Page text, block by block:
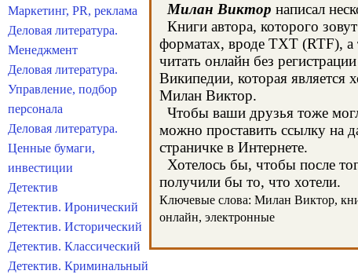
Милан Виктор написал
Книги автора, которого
форматах, вроде TXT (RTF), а
читать онлайн без
Википедии, которая
Милан Виктор.
Чтобы ваши друзья тоже
можно проставить ссылку на
страничке в Интернете.
Хотелось бы, чтобы после
получили бы то, что хотели.
Ключевые слова: Милан Виктор,
онлайн, электронные
Маркетинг, PR, реклама
Деловая литература.
Менеджмент
Деловая литература.
Управление, подбор
персонала
Деловая литература.
Ценные бумаги,
инвестиции
Детектив
Детектив. Иронический
Детектив. Исторический
Детектив. Классический
Детектив. Криминальный